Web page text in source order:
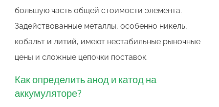
большую часть общей стоимости элемента.
Задействованные металлы, особенно никель,
кобальт и литий, имеют нестабильные рыночные
цены и сложные цепочки поставок.
Как определить анод и катод на
аккумуляторе?